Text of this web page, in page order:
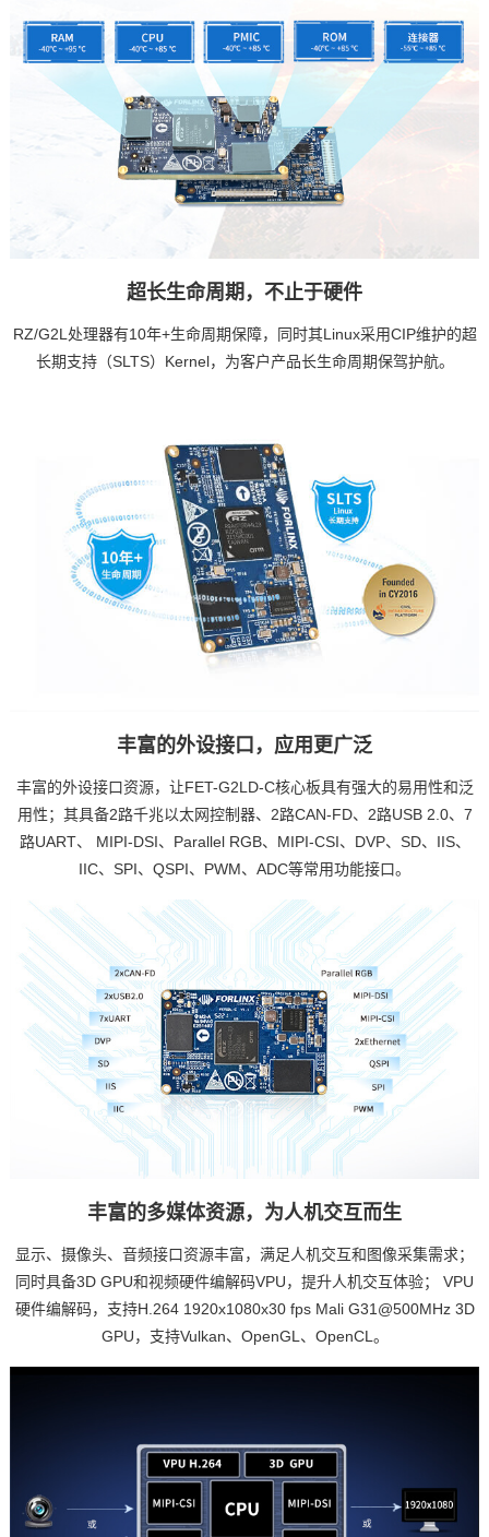
超长生命周期，不止于硬件
RZ/G2L处理器有10年+生命周期保障，同时其Linux采用CIP维护的超
长期支持（SLTS）Kernel，为客户产品长生命周期保驾护航。
丰富的外设接口，应用更广泛
丰富的外设接口资源，让FET-G2LD-C核心板具有强大的易用性和泛
用性；其具备2路千兆以太网控制器、2路CAN-FD、2路USB 2.0、7
路UART、 MIPI-DSI、Parallel RGB、MIPI-CSI、DVP、SD、IIS、
IIC、 SPI、QSPI、PWM、ADC等常用功能接口。
丰富的多媒体资源，为人机交互而生
显示、摄像头、音频接口资源丰富，满足人机交互和图像采集需求；
同时具备3D GPU和视频硬件编解码VPU，提升人机交互体验； VPU
硬件编解码，支持H.264 1920x1080x30 fps Mali G31@500MHz 3D
GPU，支持Vulkan、OpenGL、OpenCL。